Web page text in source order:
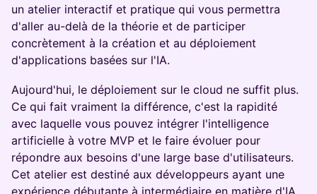
un atelier interactif et pratique qui vous permettra
d'aller au-delà de la théorie et de participer
concrètement à la création et au déploiement
d'applications basées sur l'IA.
Aujourd'hui, le déploiement sur le cloud ne suffit plus.
Ce qui fait vraiment la différence, c'est la rapidité
avec laquelle vous pouvez intégrer l'intelligence
artificielle à votre MVP et le faire évoluer pour
répondre aux besoins d'une large base d'utilisateurs.
Cet atelier est destiné aux développeurs ayant une
expérience débutante à intermédiaire en matière d'IA